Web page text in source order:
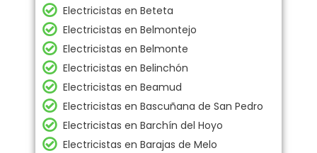
Electricistas en Beteta
Electricistas en Belmontejo
Electricistas en Belmonte
Electricistas en Belinchón
Electricistas en Beamud
Electricistas en Bascuñana de San Pedro
Electricistas en Barchín del Hoyo
Electricistas en Barajas de Melo